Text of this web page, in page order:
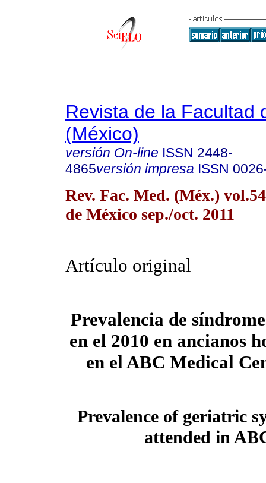
Revista de la Facultad
(México)
versión On-line ISSN 2448-
4865versión impresa ISSN
Rev. Fac. Med. (Méx.)
de México sep./oct. 2011
Artículo original
Prevalencia de
en el 2010 en ancianos
en el ABC Medical
Prevalence of geriatric
attended in